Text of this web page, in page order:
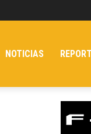
NOTICIAS